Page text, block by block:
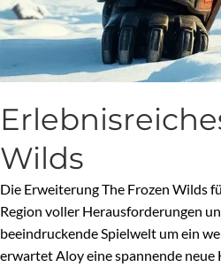
Wilds
Die Erweiterung The Frozen Wilds
Region voller Herausforderungen
beeindruckende Spielwelt um ein
erwartet Aloy eine spannende neue